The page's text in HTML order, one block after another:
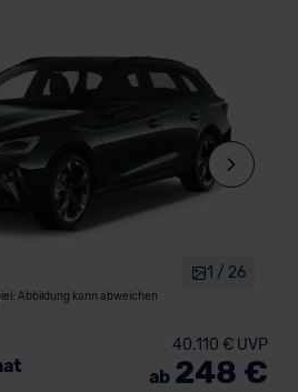
Abbildung kann abweichen
1 / 26
40.110 € UVP
ab 248 €